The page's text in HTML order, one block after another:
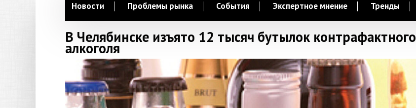
Новости Проблемы рынка События Экспертное мнение Тренды
В Челябинске изъято 12 тысяч бутылок контрафактного
алкоголя